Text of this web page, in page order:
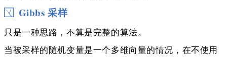
Gibbs 采样
只是一种思路，不算是完整的算法。
当被采样的随机变量是一个多维向量的情况，在不使用